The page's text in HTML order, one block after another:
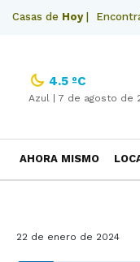
Casas de Hoy|
4.5 ºC
Azul | 7 de agosto de
AHORA MISMO
22 de enero de 2024